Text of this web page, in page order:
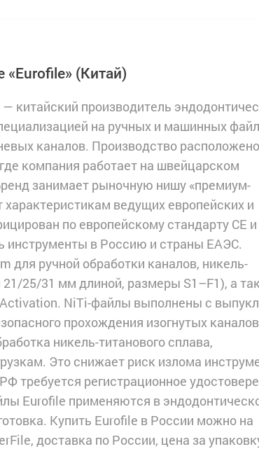
«Eurofile» (Китай)
китайский производитель
на ручных и машинных
каналов. Производство
компания работает на швейцарском
занимает рыночную нишу «премиум-
ведущих европейских и
по европейскому стандарту CE и
инструменты в Россию и страны ЕАЭС.
ручной обработки каналов, никель-
25/31 мм длиной, размеры S1–F1), а
Activation. NiTi-файлы выполнены с
прохождения изогнутых
никель-титанового сплава,
Это снижает риск излома
требуется регистрационное
Eurofile применяются в
Купить Eurofile в России можно на
доставка по России, цена за